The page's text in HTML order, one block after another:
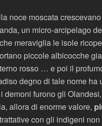
noce moscata
un micro-arcipelago
meraviglia le isole
piccole albicocche
rosso … e poi il
degno di tale nome ha
demoni furono gli
allora di enorme valore,
con gli indigeni